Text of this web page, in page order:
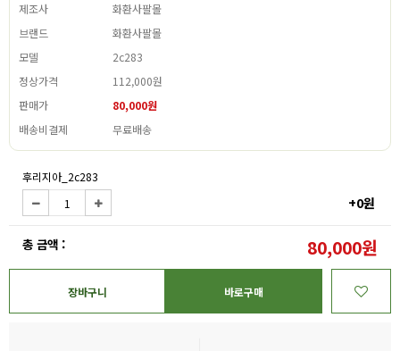
제조사
화환사팔몰
브랜드
화환사팔몰
모델
2c283
정상가격
112,000원
판매가
80,000원
배송비결제
무료배송
후리지아_2c283
+0원
총 금액 : 80,000원